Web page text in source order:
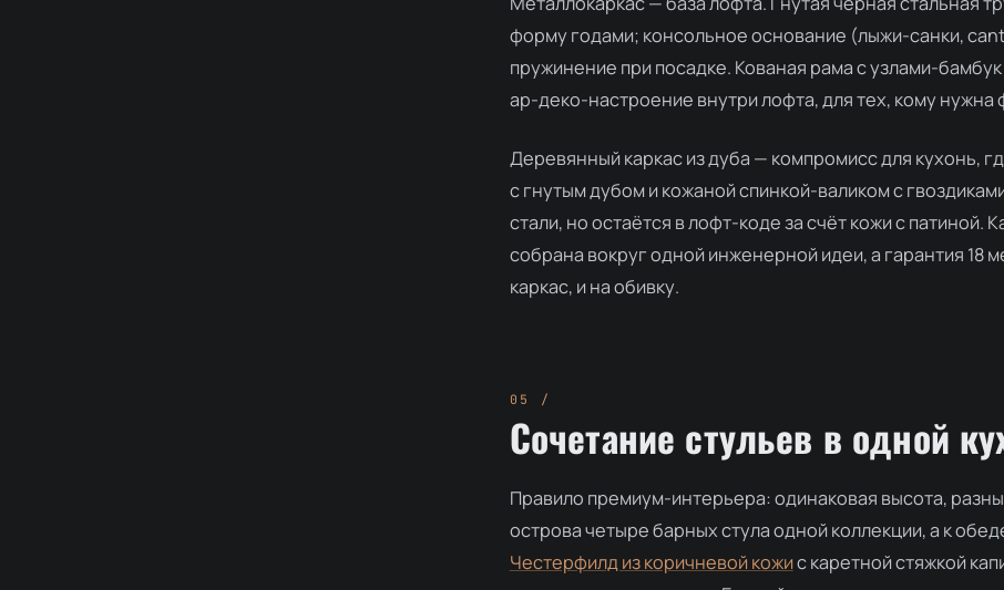
форму годами; консольное основание (лыжи-санки,
пружинение при посадке. Кованая рама с узлами-
ар-деко-настроение внутри лофта, для тех, кому нужна
Деревянный каркас из дуба — компромисс для кухонь,
с гнутым дубом и кожаной спинкой-валиком с
стали, но остаётся в лофт-коде за счёт кожи с патиной.
собрана вокруг одной инженерной идеи, а гарантия 18
каркас, и на обивку.
Сочетание стульев в одной
Правило премиум-интерьера: одинаковая высота,
острова четыре барных стула одной коллекции, а к
Честерфилд из коричневой кожис каретной стяжкой